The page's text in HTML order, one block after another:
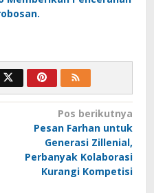
Pos berikutnya
Pesan Farhan untuk
Generasi Zillenial,
Perbanyak Kolaborasi
Kurangi Kompetisi